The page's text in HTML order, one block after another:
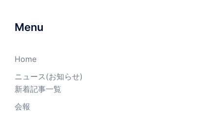
Menu
Home
ニュース(お知らせ)
新着記事一覧
会報